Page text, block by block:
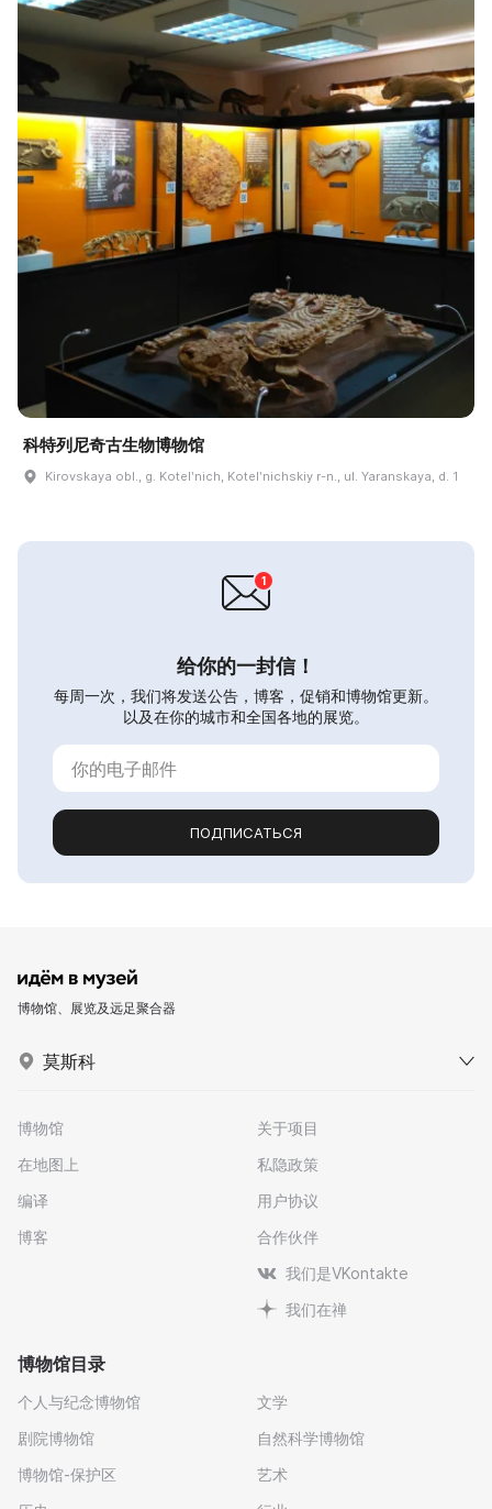
科特列尼奇古生物博物馆
Kirovskaya obl., g. Kotelʹnich, Kotelʹnichskiy r-n., ul. Yaranskaya, d. 1
给你的一封信！
每周一次，我们将发送公告，博客，促销和博物馆更新。
以及在你的城市和全国各地的展览。
ПОДПИСАТЬСЯ
博物馆、展览及远足聚合器
莫斯科
博物馆
在地图上
编译
博客
关于项目
私隐政策
用户协议
合作伙伴
我们是VKontakte
我们在禅
博物馆目录
个人与纪念博物馆
剧院博物馆
博物馆-保护区
文学
自然科学博物馆
艺术